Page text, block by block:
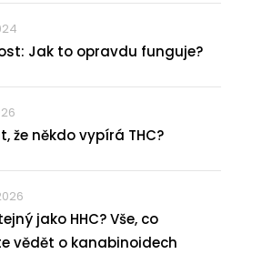
Jak to opravdu funguje?
že někdo vypírá THC?
jako HHC? Vše, co
vědět o kanabinoidech